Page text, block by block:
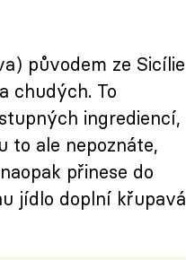
původem ze Sicílie
chudých. To
ingrediencí,
to ale nepoznáte,
přinese do
jídlo doplní křupavá